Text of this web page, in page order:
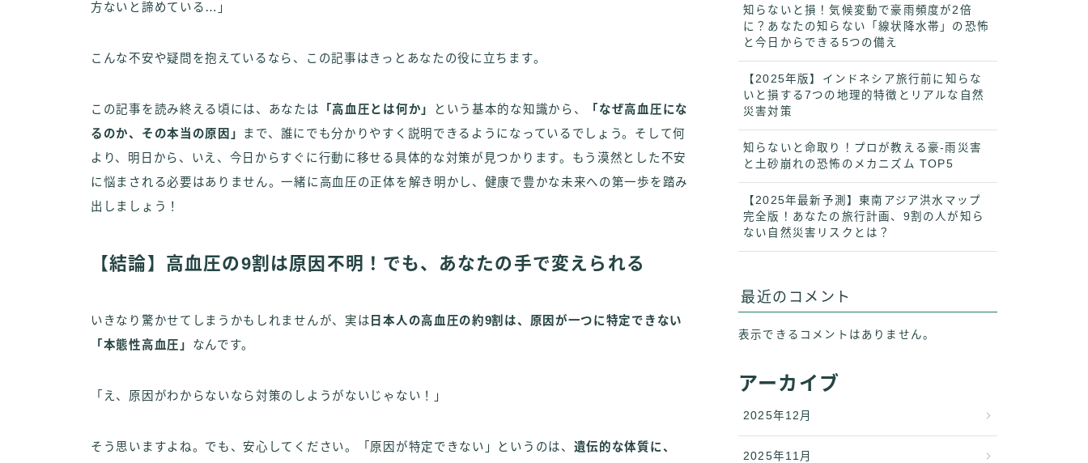
方ないと諦めている…」
こんな不安や疑問を抱えているなら、この記事はきっとあなたの役に立ちます。
この記事を読み終える頃には、あなたは 「高血圧とは何か」 という基本的な知識から、
「なぜ高血圧にな
るのか、その本当の原因」 まで、誰にでも分かりやすく説明できるようになっているでしょう。そして何
より、明日から、いえ、今日からすぐに行動に移せる具体的な対策が見つかります。もう漠然とした不安
に悩まされる必要はありません。一緒に高血圧の正体を解き明かし、健康で豊かな未来への第一歩を踏み
出しましょう！
【結論】高血圧の9割は原因不明！でも、あなたの手で変えられる
いきなり驚かせてしまうかもしれませんが、実は 日本人の高血圧の約9割は、原因が一つに特定できない
「本態性高血圧」 なんです。
「え、原因がわからないなら対策のしようがないじゃない！」
そう思いますよね。でも、安心してください。「原因が特定できない」というのは、 遺伝的な体質に、
知らないと損！気候変動で豪雨頻度が2倍
に？あなたの知らない「線状降水帯」の恐怖
と今日からできる5つの備え
【2025年版】インドネシア旅行前に知らな
いと損する7つの地理的特徴とリアルな自然
災害対策
知らないと命取り！プロが教える豪-雨災害
と土砂崩れの恐怖のメカニズム TOP5
【2025年最新予測】東南アジア洪水マップ
完全版！あなたの旅行計画、9割の人が知ら
ない自然災害リスクとは？
最近のコメント
表示できるコメントはありません。
アーカイブ
2025年12月
2025年11月